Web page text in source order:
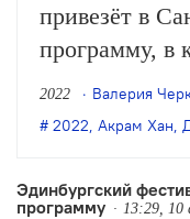
привезёт в
программу, в
спектакли
современный
2022
Валерия
2022, Акрам Хан,
Эдинбургский
программу
13:29, 10